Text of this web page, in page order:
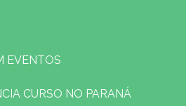
EVENTOS
CURSO NO PARANÁ